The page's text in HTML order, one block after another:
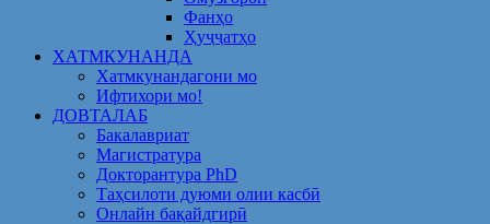
Фанҳо
Ҳуҷҷатҳо
ХАТМКУНАНДА
Хатмкунандагони мо
Ифтихори мо!
ДОВТАЛАБ
Бакалавриат
Магистратура
Докторантура PhD
Таҳсилоти дуюми олии касбӣ
Онлайн бақайдгирӣ